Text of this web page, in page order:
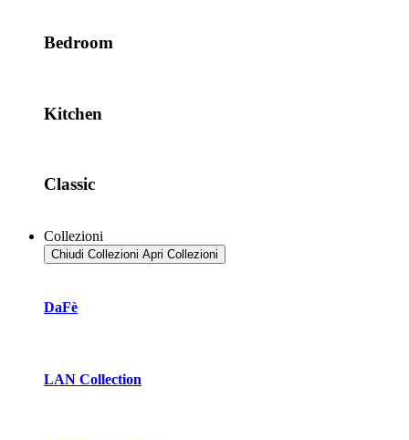
Bedroom
Kitchen
Classic
Collezioni
Chiudi Collezioni Apri Collezioni
DaFè
LAN Collection